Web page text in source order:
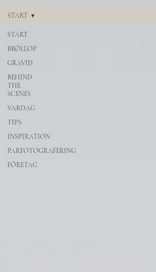
START
BRÖLLOP
GRAVID
BEHIND
THE
SCENES
VARDAG
TIPS
INSPIRATION
PARFOTOGRAFERING
FÖRETAG
START